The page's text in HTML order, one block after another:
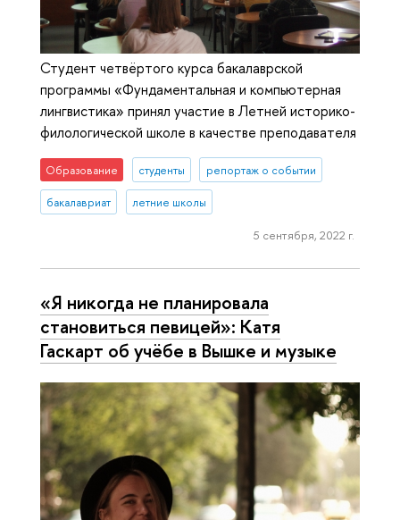
Студент четвёртого курса бакалаврской
программы «Фундаментальная и компьютерная
лингвистика» принял участие в Летней историко-
филологической школе в качестве преподавателя
Образование студенты репортаж о событии
бакалавриат летние школы
5 сентября, 2022 г.
«Я никогда не планировала
становиться певицей»: Катя
Гаскарт об учёбе в Вышке и музыке